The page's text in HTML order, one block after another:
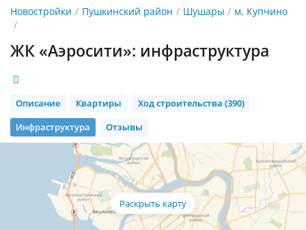
Новостройки Пушкинский район Шушары м. Купчино
ЖК «Аэросити»: инфраструктура
Описание Квартиры
Ход строительства (390)
Инфраструктура
Отзывы